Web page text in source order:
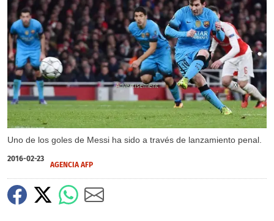
Uno de los goles de Messi ha sido a través de lanzamiento penal.
X
2016-02-23
AGENCIA AFP